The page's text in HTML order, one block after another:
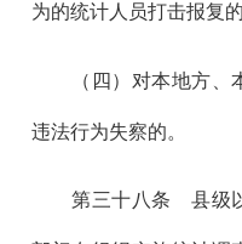
为的统计人员打击报复的
（四）对本地方、本
违法行为失察的。
第三十八条 县级